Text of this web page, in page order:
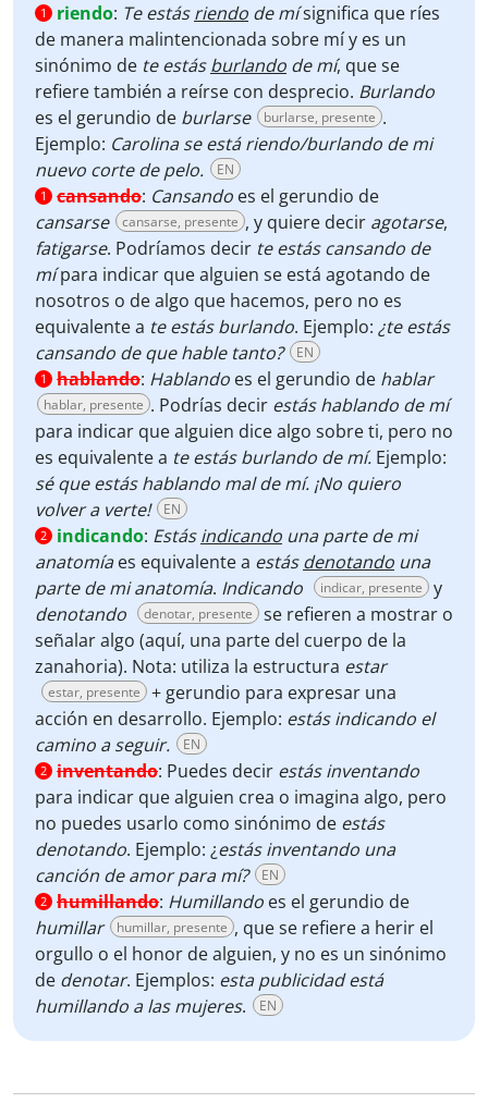
1 riendo: Te estásriendo de mísignifica que ríes
de manera malintencionada sobre mí y es un
sinónimo de te estásburlando de mí, que se
refiere también a reírse con desprecio. Burlando
es el gerundio de burlarse burlarse, presente .
Ejemplo: Carolina se está riendo/burlando de mi
nuevo corte de pelo.
EN
1 cansando: Cansando es el gerundio de
cansarse
cansarse, presente , y quiere decir agotarse,
fatigarse. Podríamos decir te estás cansando de
mípara indicar que alguien se está agotando de
nosotros o de algo que hacemos, pero no es
equivalente a te estás burlando. Ejemplo: ¿te estás
cansando de que hable tanto?
EN
1 hablando: Hablando es el gerundio de hablar
hablar, presente . Podrías decir estás hablando de mí
para indicar que alguien dice algo sobre ti, pero no
es equivalente a te estás burlando de mí. Ejemplo:
sé que estás hablando mal de mí. ¡No quiero
volver a verte!
EN
2 indicando: Estásindicando una parte de mi
anatomíaes equivalente a estásdenotando una
parte de mi anatomía. Indicando indicar, presente
y
denotando
denotar, presente
se refieren a mostrar o
señalar algo (aquí, una parte del cuerpo de la
zanahoria). Nota: utiliza la estructura estar
estar, presente
+ gerundio para expresar una
acción en desarrollo. Ejemplo: estás indicando el
camino a seguir.
EN
2 inventando: Puedes decir estás inventando
para indicar que alguien crea o imagina algo, pero
no puedes usarlo como sinónimo de estás
denotando. Ejemplo: ¿estás inventando una
canción de amor para mí?
EN
2 humillando: Humillando es el gerundio de
humillar
humillar, presente , quese refiere a herir el
orgullo o el honor de alguien, y no es un sinónimo
de denotar. Ejemplos: esta publicidad está
humillando a las mujeres. EN